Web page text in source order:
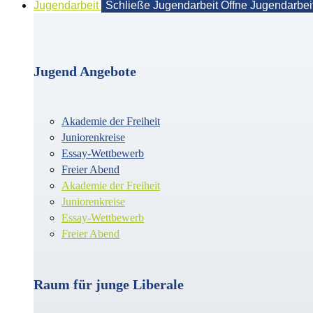
Jugendarbeit Schließe Jugendarbeit Öffne
Jugend Angebote
Akademie der Freiheit
Juniorenkreise
Essay-Wettbewerb
Freier Abend
Akademie der Freiheit
Juniorenkreise
Essay-Wettbewerb
Freier Abend
Raum für junge Liberale